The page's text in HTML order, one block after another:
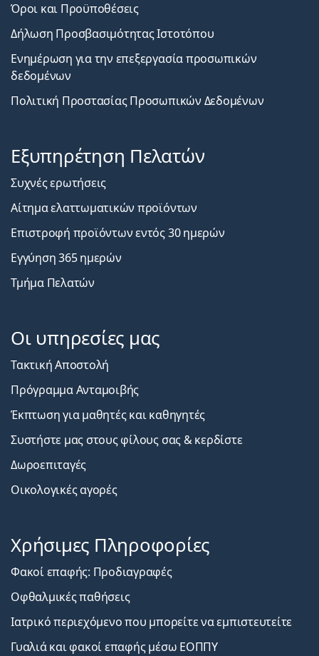
Όροι και Προϋποθέσεις
Δήλωση Προσβασιμότητας Ιστοτόπου
Ενημέρωση για την επεξεργασία προσωπικών
δεδομένων
Πολιτική Προστασίας Προσωπικών Δεδομένων
Εξυπηρέτηση Πελατών
Συχνές ερωτήσεις
Αίτημα ελαττωματικών προϊόντων
Επιστροφή προϊόντων εντός 30 ημερών
Εγγύηση 365 ημερών
Τμήμα Πελατών
Οι υπηρεσίες μας
Τακτική Αποστολή
Πρόγραμμα Ανταμοιβής
Έκπτωση για μαθητές και καθηγητές
Συστήστε μας στους φίλους σας & κερδίστε
Δωροεπιταγές
Οικολογικές αγορές
Χρήσιμες Πληροφορίες
Φακοί επαφής: Προδιαγραφές
Οφθαλμικές παθήσεις
Ιατρικό περιεχόμενο που μπορείτε να εμπιστευτείτε
Γυαλιά και φακοί επαφής μέσω ΕΟΠΠΥ